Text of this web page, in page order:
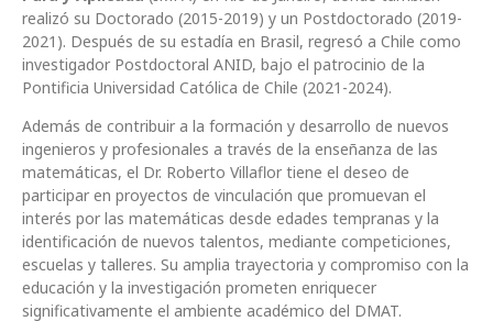
realizó su Doctorado (2015-2019) y un Postdoctorado (2019-
2021). Después de su estadía en Brasil, regresó a Chile como
investigador Postdoctoral ANID, bajo el patrocinio de la
Pontificia Universidad Católica de Chile (2021-2024).
Además de contribuir a la formación y desarrollo de nuevos
ingenieros y profesionales a través de la enseñanza de las
matemáticas, el Dr. Roberto Villaflor tiene el deseo de
participar en proyectos de vinculación que promuevan el
interés por las matemáticas desde edades tempranas y la
identificación de nuevos talentos, mediante competiciones,
escuelas y talleres. Su amplia trayectoria y compromiso con la
educación y la investigación prometen enriquecer
significativamente el ambiente académico del DMAT.